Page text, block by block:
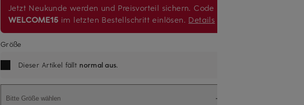
Jetzt Neukunde werden und Preisvorteil sichern. Code
WELCOME15 im letzten Bestellschritt einlösen. Details
Größe
Dieser Artikel fällt normal aus.
Bitte Größe wählen